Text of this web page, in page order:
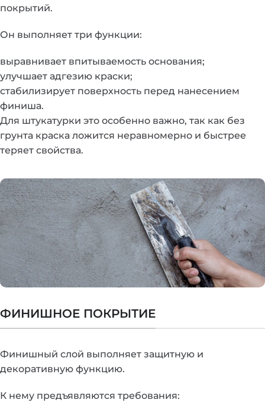
покрытий.
Он выполняет три функции:
выравнивает впитываемость основания;
улучшает адгезию краски;
стабилизирует поверхность перед нанесением
финиша.
Для штукатурки это особенно важно, так как без
грунта краска ложится неравномерно и быстрее
теряет свойства.
ФИНИШНОЕ ПОКРЫТИЕ
Финишный слой выполняет защитную и
декоративную функцию.
К нему предъявляются требования: